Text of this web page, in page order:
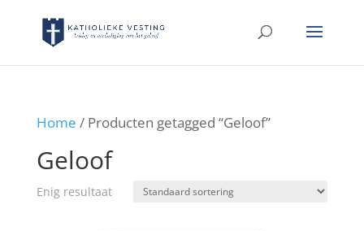
Home / Producten getagged “Geloof”
Geloof
Enig resultaat